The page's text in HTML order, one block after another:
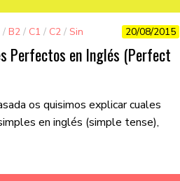
/ B2 / C1 / C2 / Sin
20/08/2015
Perfectos en Inglés (Perfect
os quisimos explicar cuales
en inglés (simple tense),